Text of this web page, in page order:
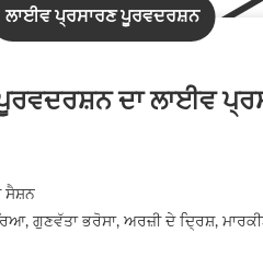
ਲਾਈਵ ਪ੍ਰਸਾਰਣ ਪੂਰਵਦਰਸ਼ਨ
ਦਾ ਲਾਈਵ
ਸੈਸ਼ਨ
ਗੁਣਵੱਤਾ ਭਰੋਸਾ, ਅਰਜ਼ੀ ਦੇ ਦ੍ਰਿਸ਼,